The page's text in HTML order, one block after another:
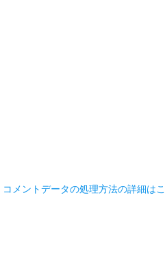
コメントデータの処理方法の詳細はこ